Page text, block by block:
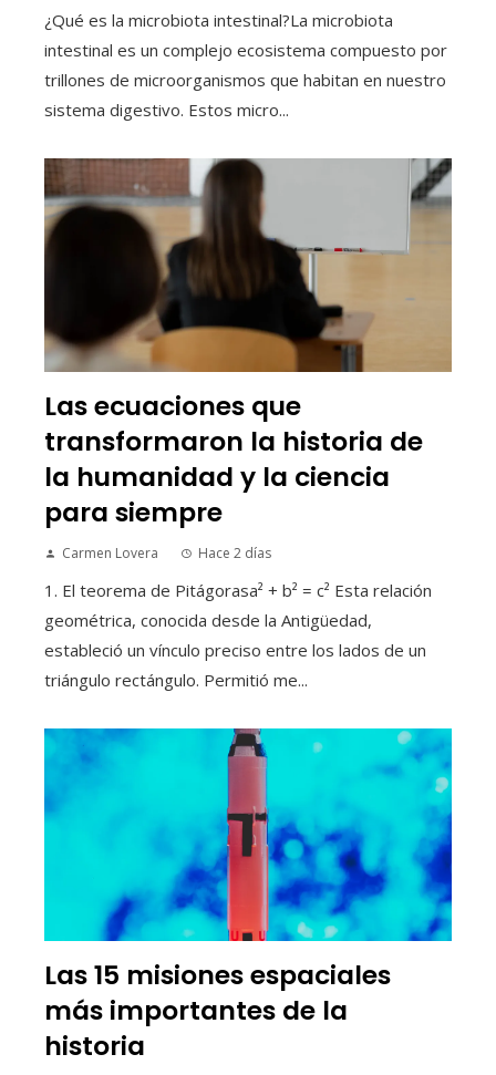
¿Qué es la microbiota intestinal?La microbiota
intestinal es un complejo ecosistema compuesto por
trillones de microorganismos que habitan en nuestro
sistema digestivo. Estos micro...
Las ecuaciones que
transformaron la historia de
la humanidad y la ciencia
para siempre
Carmen Lovera Hace 2 días
1. El teorema de Pitágorasa² + b² = c² Esta relación
geométrica, conocida desde la Antigüedad,
estableció un vínculo preciso entre los lados de un
triángulo rectángulo. Permitió me...
Las 15 misiones espaciales
más importantes de la
historia